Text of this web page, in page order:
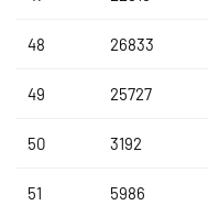
48 26833
49 25727
50 3192
51 5986